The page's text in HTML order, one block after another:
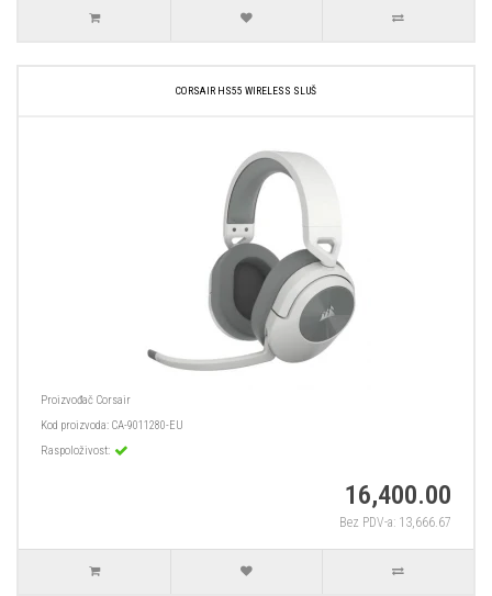
CORSAIR HS55 WIRELESS SLUŠ
Proizvođač Corsair
Kod proizvoda: CA-9011280-EU
Raspoloživost:
16,400.00
Bez PDV-a: 13,666.67